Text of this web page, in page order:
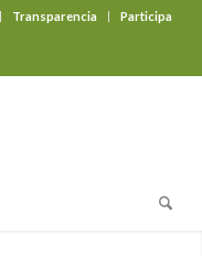
Transparencia Participa